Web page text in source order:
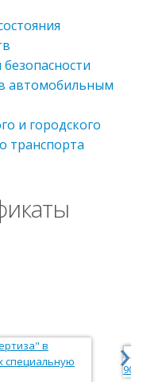
автомобильным
и городского
транспорта
›